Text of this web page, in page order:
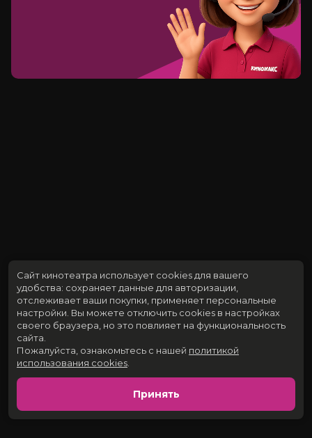
Сайт кинотеатра использует cookies для вашего
удобства: сохраняет данные для авторизации,
отслеживает ваши покупки, применяет персональные
настройки. Вы можете отключить cookies в настройках
своего браузера, но это повлияет на функциональность
сайта.
Пожалуйста, ознакомьтесь с нашей политикой
использования cookies
Принять